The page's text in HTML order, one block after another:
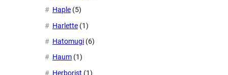
Haple (5)
Harlette (1)
Hatomugi (6)
Haum (1)
Herborist (1)